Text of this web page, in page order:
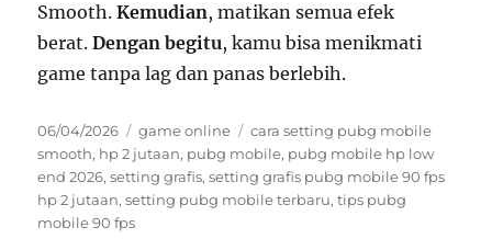
Smooth.Kemudian, matikan semua efek
berat.Dengan begitu, kamu bisa menikmati
game tanpa lag dan panas berlebih.
Posted
on
06/04/2026 Categories
game online Tags
cara setting pubg mobile
smooth, hp 2 jutaan, pubg mobile, pubg mobile hp low
end 2026,setting grafis,setting grafis pubg mobile 90 fps
hp 2 jutaan,setting pubg mobile terbaru,tips pubg
mobile 90 fps